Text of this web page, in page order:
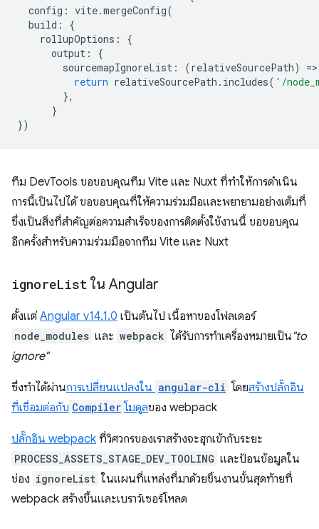
config : vite.mergeConfig(
build :
{
rollupOptions :
{
output :
{
sourcemapIgnoreList : (relativeSourcePath) =>
return relativeSourcePath . includes( '/
},
}
})
ทีม DevTools ขอขอบคุณทีม Vite และ Nuxt ที่ทำให้การดำเนิน
การนี้เป็นไปได้ ขอขอบคุณที่ให้ความร่วมมือและพยายามอย่างเต็มที่
ซึ่งเป็นสิ่งที่สําคัญต่อความสําเร็จของการติดตั้งใช้งานนี้ ขอขอบคุณ
อีกครั้งสำหรับความร่วมมือจากทีม Vite และ Nuxt
ignoreList ใน Angular
ตั้งแต่ Angular v14.1.0 เป็นต้นไป เนื้อหาของโฟลเดอร์
node_modules และ webpack ได้รับการทําเครื่องหมายเป็น "to
ignore"
ซึ่งทำได้ผ่านการเปลี่ยนแปลงใน angular-cli โดยสร้างปลั๊กอิน
ที่เชื่อมต่อกับ Compiler โมดูลของ webpack
ปลั๊กอิน webpack ที่วิศวกรของเราสร้างจะฮุกเข้ากับระยะ
PROCESS_ASSETS_STAGE_DEV_TOOLING และป้อนข้อมูลใน
ช่อง ignoreList ในแผนที่แหล่งที่มาด้วยชิ้นงานขั้นสุดท้ายที่
webpack สร้างขึ้นและเบราว์เซอร์โหลด